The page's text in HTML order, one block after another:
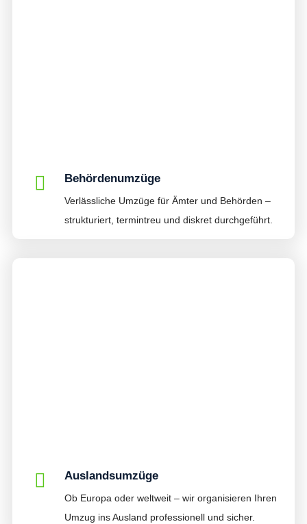
Behördenumzüge
Verlässliche Umzüge für Ämter und Behörden –
strukturiert, termintreu und diskret durchgeführt.
Auslandsumzüge
Ob Europa oder weltweit – wir organisieren Ihren
Umzug ins Ausland professionell und sicher.